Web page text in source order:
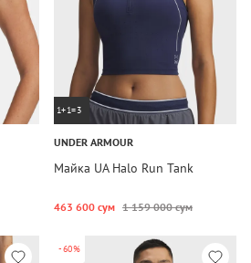
1+1=3
UNDER ARMOUR
Майка UA Halo Run Tank
463 600 сум 1 159 000 сум
-60%